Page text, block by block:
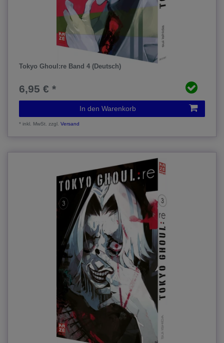
Tokyo Ghoul:re Band 4 (Deutsch)
6,95 € *
In den Warenkorb
*inkl. MwSt. zzgl.Versand